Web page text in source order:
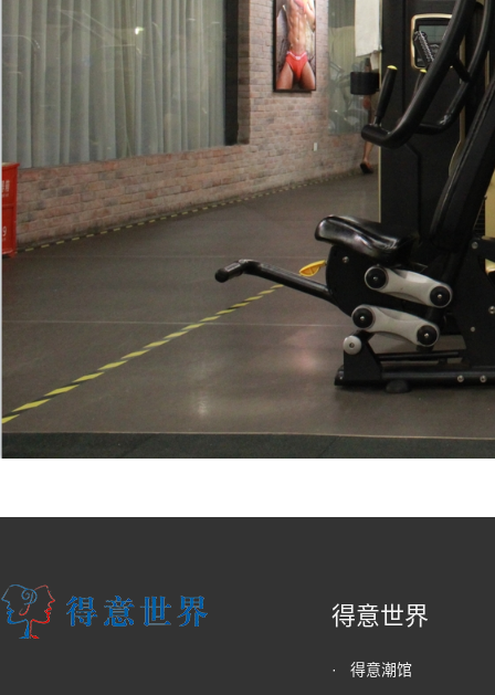
得意世界
· 得意潮馆